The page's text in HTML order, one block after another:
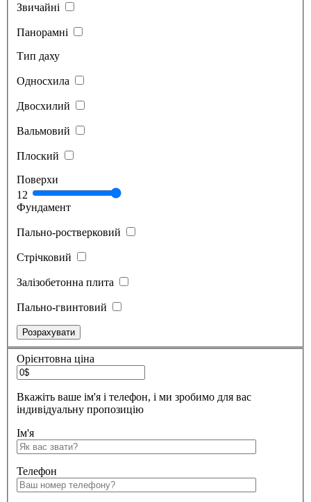
Звичайні
Панорамні
Тип даху
Односхила
Двосхилий
Вальмовий
Плоский
Поверхи
1 2
Фундамент
Пально-ростверковий
Стрічковий
Залізобетонна плита
Пально-гвинтовий
Орієнтовна ціна
Вкажіть ваше ім'я і телефон, і ми зробимо для вас
індивідуальну пропозицію
Ім'я
Телефон